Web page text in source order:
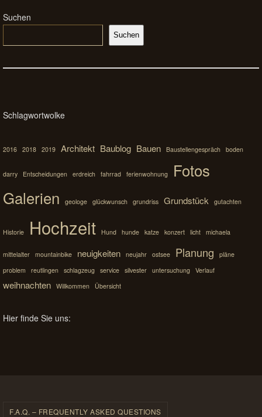
Suchen
Suchen
Schlagwortwolke
2016 2018 2019 Architekt Baublog Bauen Baustellengespräch boden
darry Entscheidungen erdreich fahrrad ferienwohnung
Fotos
Galerien
geologe glückwunsch grundriss Grundstück gutachten
Historie Hochzeit Hund hunde katze konzert licht michaela
mittelalter mountainbike neuigkeiten neujahr ostsee Planung
pläne
problem
reutlingen schlagzeug service silvester untersuchung Verlauf
weihnachten Willkommen Übersicht
Hier finde Sie uns:
F.A.Q. – FREQUENTLY ASKED QUESTIONS